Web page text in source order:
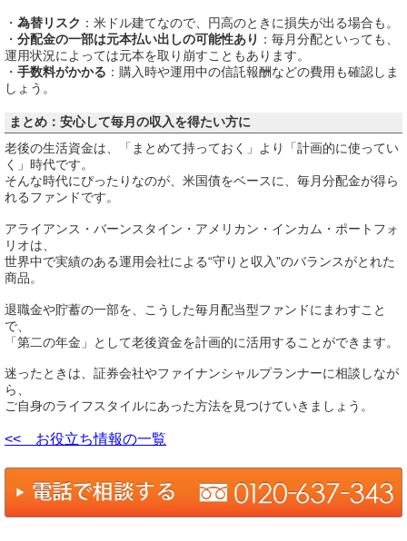
・ 為替リスク ：米ドル建てなので、円高のときに損失が出る場合も。
・ 分配金の一部は元本払い出しの可能性あり ：毎月分配といっても、
運用状況によっては元本を取り崩すこともあります。
・ 手数料がかかる ：購入時や運用中の信託報酬などの費用も確認しま
しょう。
まとめ：安心して毎月の収入を得たい方に
老後の生活資金は、「まとめて持っておく」より「計画的に使ってい
く」時代です。
そんな時代にぴったりなのが、米国債をベースに、毎月分配金が得ら
れるファンドです。
アライアンス・バーンスタイン・アメリカン・インカム・ポートフォ
リオは、
世界中で実績のある運用会社による“守りと収入”のバランスがとれた
商品。
退職金や貯蓄の一部を、こうした毎月配当型ファンドにまわすこと
で、
「第二の年金」として老後資金を計画的に活用することができます。
迷ったときは、証券会社やファイナンシャルプランナーに相談しなが
ら、
ご自身のライフスタイルにあった方法を見つけていきましょう。
<< お役立ち情報の一覧